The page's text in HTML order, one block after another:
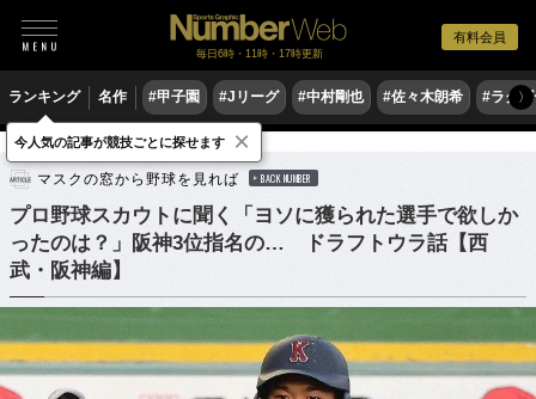
有料会員
毎日6時・11時・17時更新
ランキング 名作 #甲子園 #Jリーグ #中村剛也 #佐々木朗希 #ラグ〉
野球 プロ野球 ドラフト会議
マスクの窓から野球を見れば BACK NUMBER
プロ野球スカウトに聞く「ヨソに獲られた選手で欲しか
ったのは？」阪神3位指名の… ドラフトウラ話【西
武・阪神編】
今人気の記事が競技ごとに探せます ×